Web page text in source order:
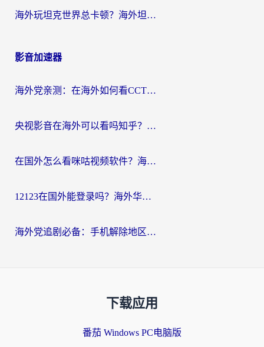
海外玩坦克世界总卡顿？海外坦克世界加速器有哪些？实测好用的选择在这里
影音加速器
海外党亲测：在海外如何看CCTV？告别“仅限大陆播放”的实用指南
央视影音在海外可以看吗知乎？留学生亲测：3步解决地域限制+追剧自由
在国外怎么看咪咕视频软件？海外党亲测有效的回国加速方案
12123在国外能登录吗？海外华人必看的回国加速实用指南
海外党追剧必备：手机解除地区限制app怎么选？解决央视视频&国内剧地区限制全指南
下载应用
番茄 Windows PC电脑版